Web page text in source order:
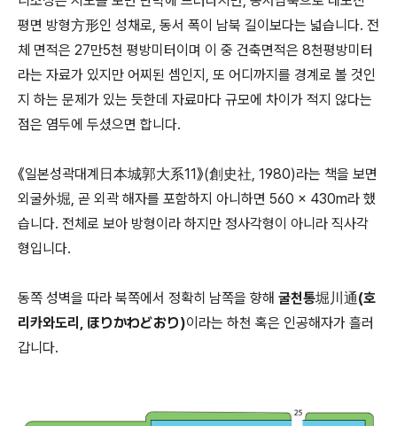
평면 방형方形인 성채로, 동서 폭이 남북 길이보다는 넓습니다. 전
체 면적은 27만5천 평방미터이며 이 중 건축면적은 8천평방미터
라는 자료가 있지만 어찌된 셈인지, 또 어디까지를 경계로 볼 것인
지 하는 문제가 있는 듯한데 자료마다 규모에 차이가 적지 않다는
점은 염두에 두셨으면 합니다.
《일본성곽대계日本城郭大系11》(創史社, 1980)라는 책을 보면
외굴外堀, 곧 외곽 해자를 포함하지 아니하면 560 × 430m라 했
습니다. 전체로 보아 방형이라 하지만 정사각형이 아니라 직사각
형입니다.
동쪽 성벽을 따라 북쪽에서 정확히 남쪽을 향해 굴천통堀川通(호
리카와도리, ほりかわどおり)이라는 하천 혹은 인공해자가 흘러
갑니다.